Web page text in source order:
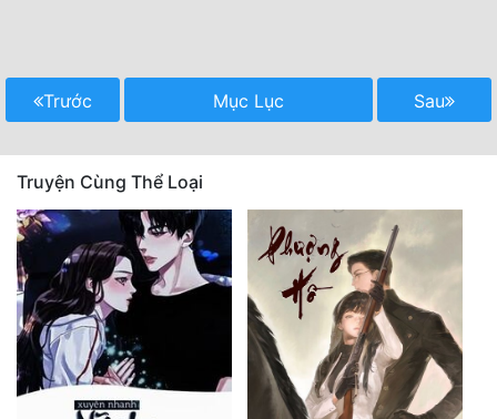
Trước Mục Lục Sau
Truyện Cùng Thể Loại